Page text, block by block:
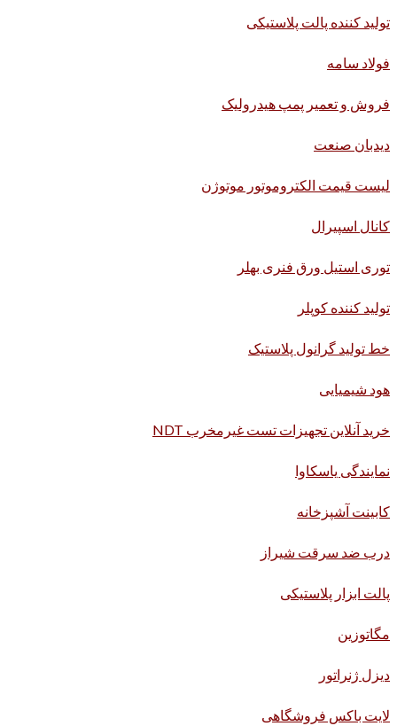
تولید کننده پالت پلاستیکی
فولاد سامه
فروش و تعمیر پمپ هیدرولیک
دیدبان صنعت
لیست قیمت الکتروموتور موتوژن
کانال اسپیرال
توری استیل ورق فنری بهلر
تولید کننده کوپلر
خط تولید گرانول پلاستیک
هود شیمیایی
خرید آنلاین تجهیزات تست غیرمخرب NDT
نمایندگی یاسکاوا
کابینت آشپزخانه
درب ضد سرقت شیراز
پالت ابزار پلاستیکی
مگاتوزین
دیزل ژنراتور
لایت باکس فروشگاهی